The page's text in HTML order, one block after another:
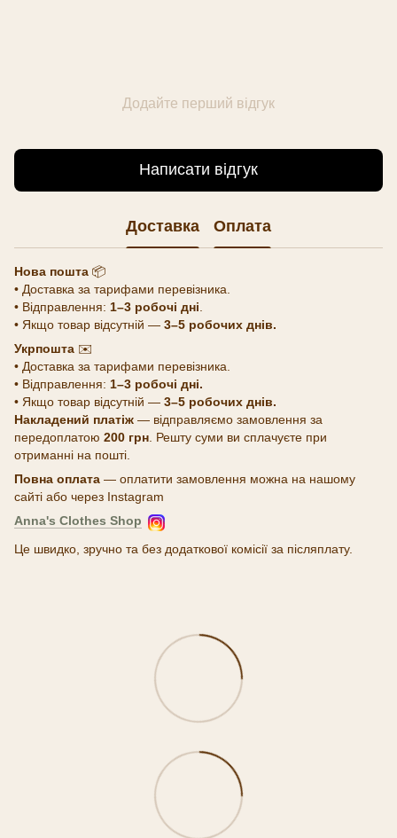
Додайте перший відгук
Написати відгук
Доставка Оплата
Нова пошта 📦
• Доставка за тарифами перевізника.
• Відправлення: 1–3 робочі дні
• Якщо товар відсутній — 3–5 робочих днів.
Укрпошта ✉️
• Доставка за тарифами перевізника.
• Відправлення: 1–3 робочі дні.
• Якщо товар відсутній — 3–5 робочих днів.
Накладений платіж — відправляємо замовлення за
передоплатою 200 грн . Решту суми ви сплачуєте при
отриманні на пошті.
Повна оплата — оплатити замовлення можна на нашому
сайті або через Instagram
Anna's Clothes Shop
Це швидко, зручно та без додаткової комісії за післяплату.